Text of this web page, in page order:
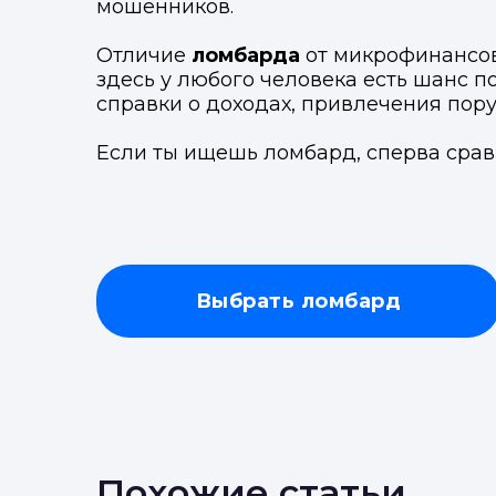
Отправьте заявку через
Отправьте заявку через
мошенников.
Отличие ломбарда от
здесь у любого человека есть шанс
справки о доходах, привлечения
Если ты ищешь ломбард, сперва
Выбрать ломбард